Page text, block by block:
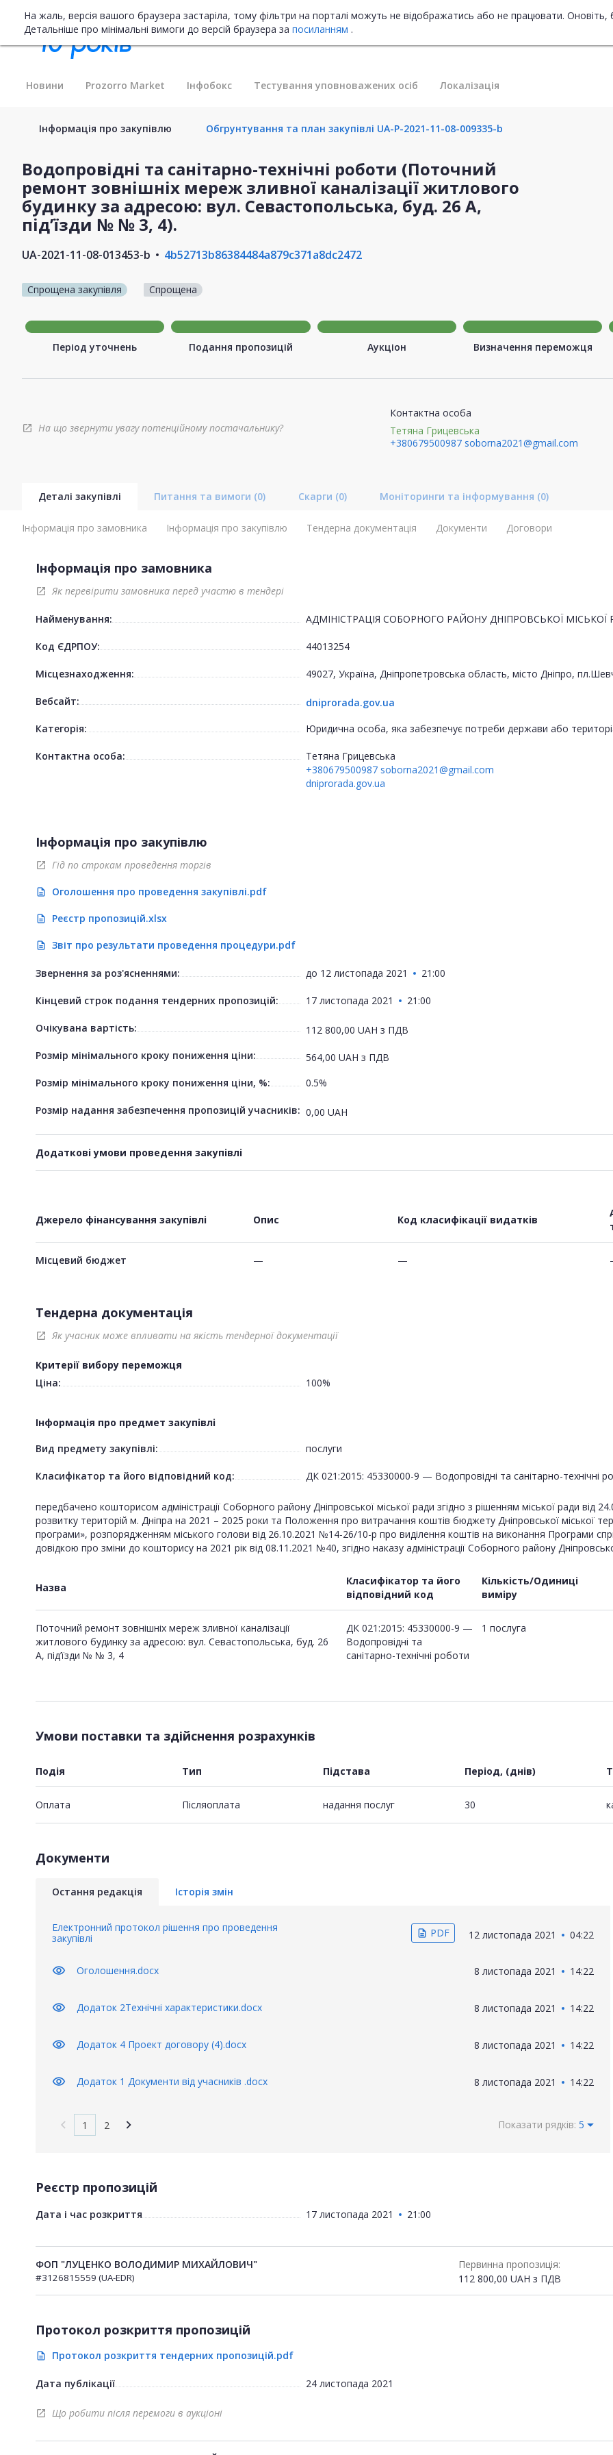
На жаль, версія вашого браузера застаріла, тому фільтри на порталі можуть не відображатись або не працювати.
Детальніше про мінімальні вимоги до версій браузера за посиланням .
Новини Prozorro Market Інфобокс Тестування уповноважених осіб Локалізація
Інформація про закупівлю Обгрунтування та план закупівлі UA-P-2021-11-08-009335-b
Водопровідні та санітарно-технічні роботи (Поточний
ремонт зовнішніх мереж зливної каналізації житлового
будинку за адресою: вул. Севастопольська, буд. 26 А,
під’їзди № № 3, 4).
UA-2021-11-08-013453-b 4b52713b86384484a879c371a8dc2472
Спрощена закупівля Спрощена
Період уточнень Подання пропозицій Аукціон Визначення переможця
open_in_new На що звернути увагу потенційному постачальнику?
Контактна особа
Тетяна Грицевська
+380679500987 soborna2021@gmail.com
Деталі закупівлі Питання та вимоги (0) Скарги (0) Моніторинги та інформування (0)
Інформація про замовника Інформація про закупівлю Тендерна документація Документи Договори
Інформація про замовника
open_in_new Як перевірити замовника перед участю в тендері
Найменування: АДМІНІСТРАЦІЯ СОБОРНОГО РАЙОНУ ДНІПРОВСЬКОЇ МІСЬКОЇ
Код ЄДРПОУ: 44013254
Місцезнаходження: 49027, Україна, Дніпропетровська область, місто Дніпро,
Вебсайт:
dniprorada.gov.ua
Категорія:
Юридична особа, яка забезпечує потреби держави або
Контактна особа:
Тетяна Грицевська
+380679500987 soborna2021@gmail.com
dniprorada.gov.ua
Інформація про закупівлю
open_in_new Гід по строкам проведення торгів
description Оголошення про проведення закупівлі.pdf
description Реєстр пропозицій.xlsx
description Звіт про результати проведення процедури.pdf
Звернення за роз'ясненнями: до 12 листопада 2021 21:00
Кінцевий строк подання тендерних пропозицій: 17 листопада 2021 21:00
Очікувана вартість: 112 800,00 UAH з ПДВ
Розмір мінімального кроку пониження ціни:
564,00 UAH з ПДВ
Розмір мінімального кроку пониження ціни, %:
0.5%
Розмір надання забезпечення пропозицій учасників: 0,00 UAH
Додаткові умови проведення закупівлі
Джерело фінансування закупівлі Опис Код класифікації видатків
Місцевий бюджет — —
Тендерна документація
open_in_new Як учасник може впливати на якість тендерної документації
Критерії вибору переможця
Ціна:
100%
Інформація про предмет закупівлі
Вид предмету закупівлі:
послуги
Класифікатор та його відповідний код: ДК 021:2015: 45330000-9 — Водопровідні та санітарно-технічні
передбачено кошторисом адміністрації Соборного району Дніпровської міської ради згідно з рішенням міської ради
розвитку територій м. Дніпра на 2021 – 2025 роки та Положення про витрачання коштів бюджету Дніпровської міської
програми», розпорядженням міського голови від 26.10.2021 №14-26/10-р про виділення коштів на виконання Програми
довідкою про зміни до кошторису на 2021 рік від 08.11.2021 №40, згідно наказу адміністрації Соборного району
Назва
Класифікатор та його
відповідний код
Кількість/Одиниці
виміру
Поточний ремонт зовнішніх мереж зливної каналізації
житлового будинку за адресою: вул. Севастопольська, буд. 26
А, під’їзди № № 3, 4
ДК 021:2015: 45330000-9 —
Водопровідні та
санітарно-технічні роботи
1 послуга
Умови поставки та здійснення розрахунків
Подія Тип Підстава Період, (днів)
Оплата Пiсляоплата надання послуг 30
Документи
Остання редакція Історія змін
Електронний протокол рішення про проведення
закупівлі
description PDF 12 листопада 2021 04:22
visibility Оголошення.docx 8 листопада 2021 14:22
visibility Додаток 2Технічні характеристики.docx 8 листопада 2021 14:22
visibility Додаток 4 Проект договору (4).docx 8 листопада 2021 14:22
visibility Додаток 1 Документи від учасників .docx 8 листопада 2021 14:22
1 2 Показати рядків: 5
Реєстр пропозицій
Дата і час розкриття 17 листопада 2021 21:00
ФОП "ЛУЦЕНКО ВОЛОДИМИР МИХАЙЛОВИЧ"
#3126815559 (UA-EDR)
Первинна пропозиція:
112 800,00 UAH з ПДВ
Протокол розкриття пропозицій
description Протокол розкриття тендерних пропозицій.pdf
Дата публікації 24 листопада 2021
open_in_new Що робити після перемоги в аукціоні